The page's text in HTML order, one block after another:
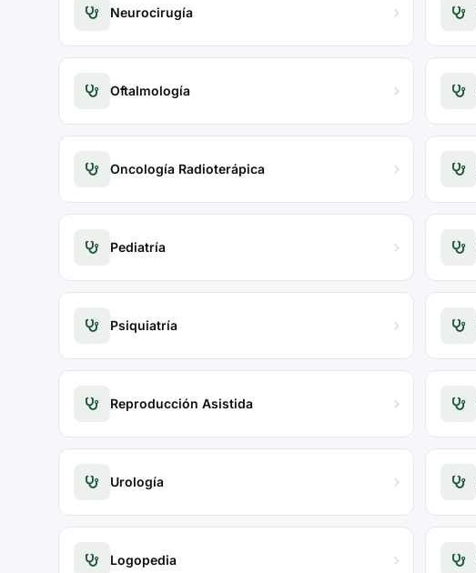
Neurocirugía
Oftalmología
Oncología Radioterápica
Pediatría
Psiquiatría
Reproducción Asistida
Urología
Logopedia